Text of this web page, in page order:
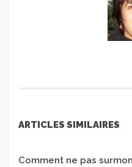
ARTICLES SIMILAIRES
Comment ne pas